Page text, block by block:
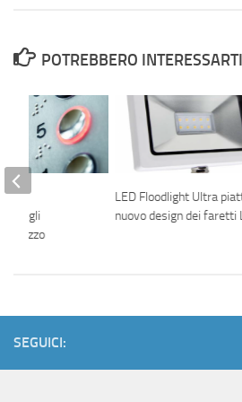
POTREBBERO
LED Floodlight Ultra
nuovo design dei faretti
e
degli
Arezzo
SEGUICI: